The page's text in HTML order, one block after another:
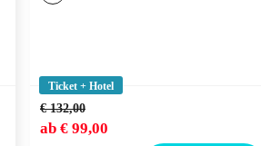
Ticket + Hotel
€ 132,00
ab € 99,00